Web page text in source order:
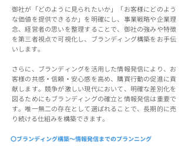
御社が「どのように見られたいか」「お客様にどのよう
な価値を提供できるか」を明確にし、事業戦略や企業理
念、経営者の思いを整理することで、御社の強みや特徴
を第三者視点で可視化し、ブランディング構築をお手伝
いします。
さらに、ブランディングを活用した情報発信により、お
客様の共感・信頼・安心感を高め、購買行動の促進に貢
献します。競争が激しい現代において、明確な差別化を
図るためにもブランディングの確立と情報発信は重要で
す。唯一無二の存在として選ばれることで、長期的に売
り続ける仕組みを構築できます。
〇ブランディング構築～情報発信までのプランニング